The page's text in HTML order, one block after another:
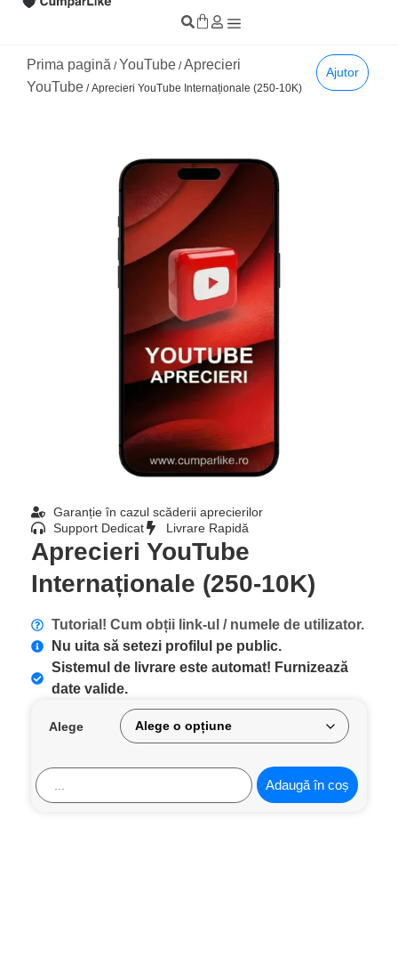
Prima pagină /YouTube /Aprecieri
YouTube / Aprecieri YouTube Internaționale (250-10K)
Ajutor
Aprecieri YouTube
Internaționale (250-10K)
Garanție în cazul scăderii aprecierilor
Support Dedicat
Livrare Rapidă
Tutorial! Cum obții link-ul / numele de utilizator.
Nu uita să setezi profilul pe public.
Sistemul de livrare este automat! Furnizează
date valide.
Alege
Adaugă în coș